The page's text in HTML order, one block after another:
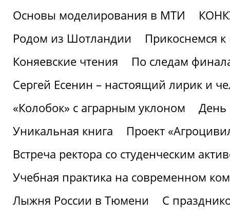
Основы моделирования в МТИ
Родом из Шотландии
Прикоснемся
Коняевские чтения
По следам
Сергей Есенин – настоящий лирик и
«Колобок» с аграрным уклоном
День
Уникальная книга
Проект
Встреча ректора со студенческим
Учебная практика на современном
Лыжня России в Тюмени
С